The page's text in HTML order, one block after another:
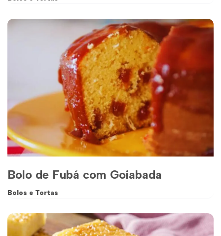
Bolo de Fubá com Goiabada
Bolos e Tortas